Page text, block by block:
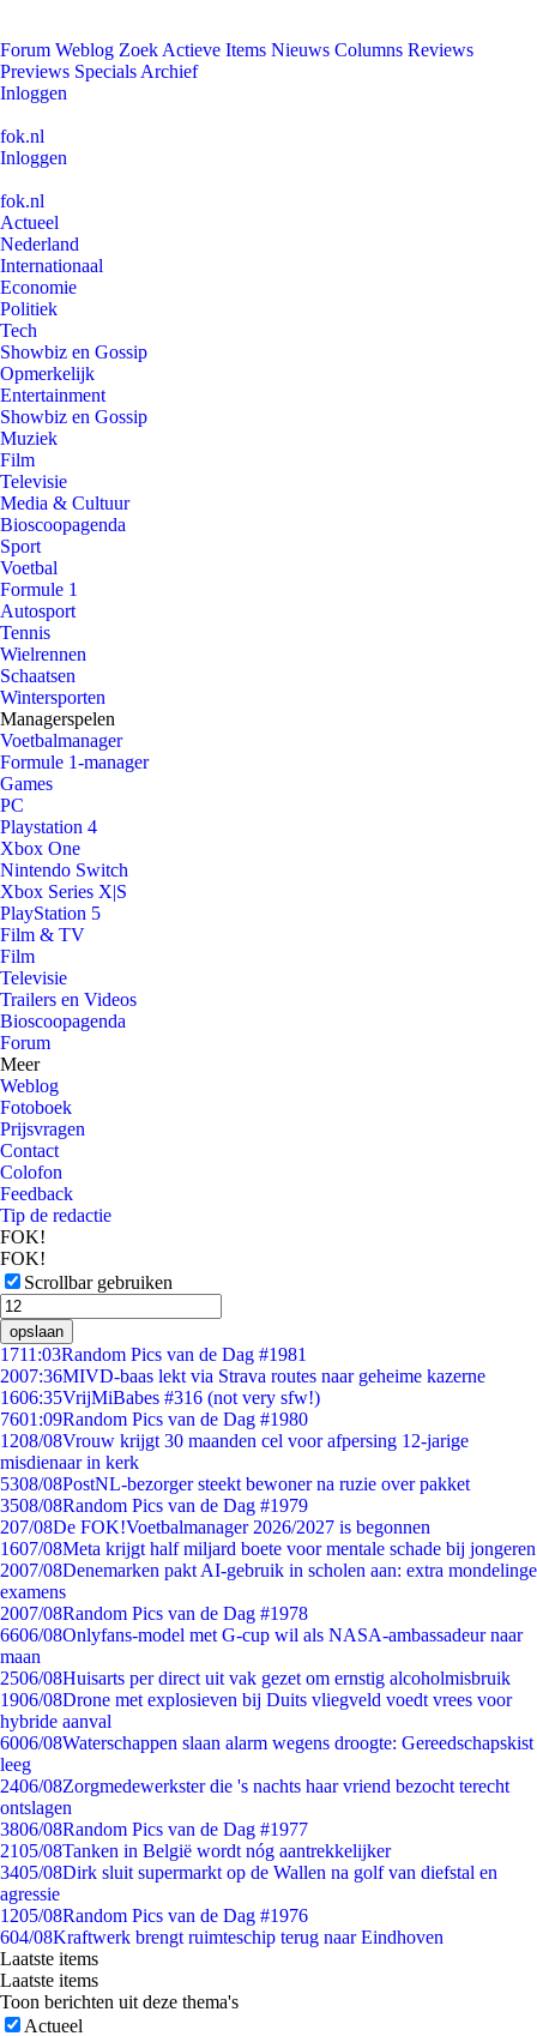
Forum Weblog Zoek Actieve Items Nieuws Columns Reviews
Previews Specials Archief
Inloggen
fok.nl
Inloggen
fok.nl
Actueel
Nederland
Internationaal
Economie
Politiek
Tech
Showbiz en Gossip
Opmerkelijk
Entertainment
Showbiz en Gossip
Muziek
Film
Televisie
Media & Cultuur
Bioscoopagenda
Sport
Voetbal
Formule 1
Autosport
Tennis
Wielrennen
Schaatsen
Wintersporten
Managerspelen
Voetbalmanager
Formule 1-manager
Games
PC
Playstation 4
Xbox One
Nintendo Switch
Xbox Series X|S
PlayStation 5
Film & TV
Film
Televisie
Trailers en Videos
Bioscoopagenda
Forum
Meer
Weblog
Fotoboek
Prijsvragen
Contact
Colofon
Feedback
Tip de redactie
FOK!
FOK!
Scrollbar gebruiken
opslaan
1711:03Random Pics van de Dag #1981
2007:36MIVD-baas lekt via Strava routes naar geheime kazerne
1606:35VrijMiBabes #316 (not very sfw!)
7601:09Random Pics van de Dag #1980
1208/08Vrouw krijgt 30 maanden cel voor afpersing 12-jarige
misdienaar in kerk
5308/08PostNL-bezorger steekt bewoner na ruzie over pakket
3508/08Random Pics van de Dag #1979
207/08De FOK!Voetbalmanager 2026/2027 is begonnen
1607/08Meta krijgt half miljard boete voor mentale schade bij jongeren
2007/08Denemarken pakt AI-gebruik in scholen aan: extra mondelinge
examens
2007/08Random Pics van de Dag #1978
6606/08Onlyfans-model met G-cup wil als NASA-ambassadeur naar
maan
2506/08Huisarts per direct uit vak gezet om ernstig alcoholmisbruik
1906/08Drone met explosieven bij Duits vliegveld voedt vrees voor
hybride aanval
6006/08Waterschappen slaan alarm wegens droogte: Gereedschapskist
leeg
2406/08Zorgmedewerkster die 's nachts haar vriend bezocht terecht
ontslagen
3806/08Random Pics van de Dag #1977
2105/08Tanken in België wordt nóg aantrekkelijker
3405/08Dirk sluit supermarkt op de Wallen na golf van diefstal en
agressie
1205/08Random Pics van de Dag #1976
604/08Kraftwerk brengt ruimteschip terug naar Eindhoven
Laatste items
Laatste items
Toon berichten uit deze thema's
Actueel